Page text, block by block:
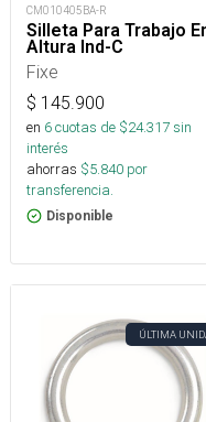
CM010405BA-R
Silleta Para Trabajo
Altura Ind-C
Fixe
$ 145.900
en 6cuotas de $24.317sin
interés
ahorras $5.840 por
transferencia.
Disponible
ÚLTIMA